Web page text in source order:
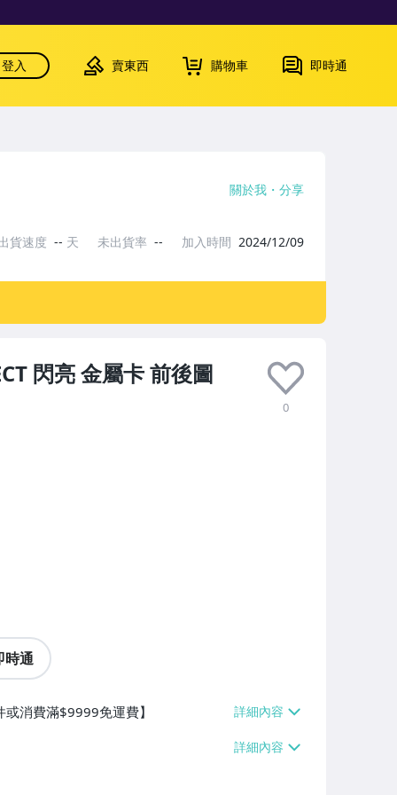
登入 賣東西 購物車 即時通
閃亮 金屬卡 前後圖
0
時通
消費滿$9999免運費】
關於我 分享
貨速度 -- 天 未出貨率 -- 加入時間 2024/12/09